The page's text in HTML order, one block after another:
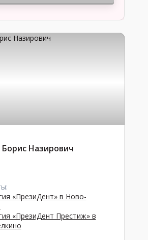
Назирович
«ПрезиДент» в Ново-
«ПрезиДент Престиж» в